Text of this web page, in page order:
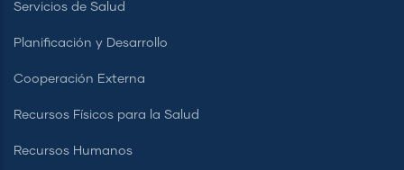
Servicios de Salud
Planificación y Desarrollo
Cooperación Externa
Recursos Físicos para la Salud
Recursos Humanos